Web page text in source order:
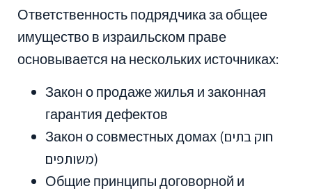
Ответственность подрядчика за общее
имущество в израильском праве
основывается на нескольких источниках:
Закон о продаже жилья и законная
гарантия дефектов
Закон о совместных домах (חוק בתים
משותפים)
Общие принципы договорной и